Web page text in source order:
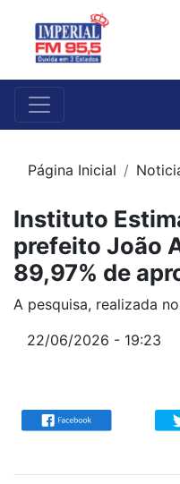
Página Inicial
Instituto
prefeito João
89,97% de
A pesquisa, realizada
22/06/2026 - 19:23